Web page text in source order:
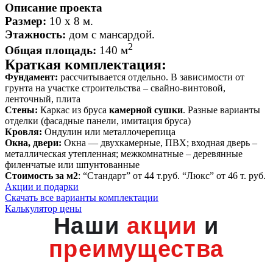
Описание проекта
Размер: 10 х 8 м.
Этажность: дом с мансардой.
Общая площадь: 140 м2
Краткая комплектация:
Фундамент: рассчитывается отдельно. В зависимости от
грунта на участке строительства – свайно-винтовой,
ленточный, плита
Стены: Каркас из бруса камерной сушки. Разные варианты
отделки (фасадные панели, имитация бруса)
Кровля: Ондулин или металлочерепица
Окна, двери: Окна — двухкамерные, ПВХ; входная дверь –
металлическая утепленная; межкомнатные – деревянные
филенчатые или шпунтованные
Стоимость за м2: “Стандарт” от 44 т.руб. “Люкс” от 46 т. руб.
Акции и подарки
Скачать все варианты комплектации
Калькулятор цены
Наши акции и
преимущества